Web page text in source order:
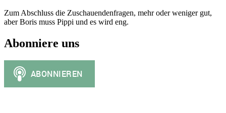
Zum Abschluss die Zuschauendenfragen, mehr oder weniger gut,
aber Boris muss Pippi und es wird eng.
Abonniere uns